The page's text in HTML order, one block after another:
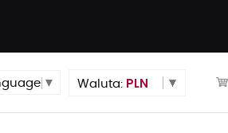
▼ Waluta: PLN